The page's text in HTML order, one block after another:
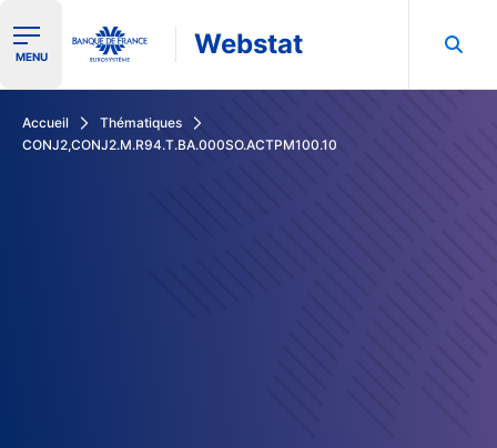
Ouvrir le menu de navigation
MENU Webstat
Accueil
Thématiques
CONJ2,CONJ2.M.R94.T.BA.000SO.ACTPM100.10